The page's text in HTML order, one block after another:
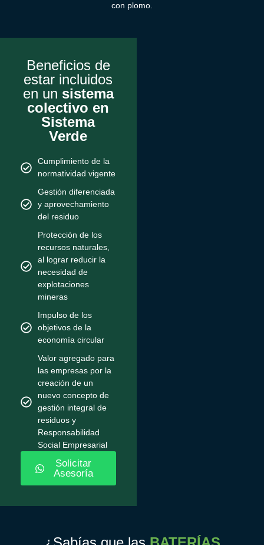
con plomo.
Beneficios de
estar incluidos
en un sistema
colectivo en
Sistema
Verde
Cumplimiento de la
normatividad vigente
Gestión diferenciada
y aprovechamiento
del residuo
Protección de los
recursos naturales,
al lograr reducir la
necesidad de
explotaciones
mineras
Impulso de los
objetivos de la
economía circular
Valor agregado para
las empresas por la
creación de un
nuevo concepto de
gestión integral de
residuos y
Responsabilidad
Social Empresarial
Solicitar
Asesoría